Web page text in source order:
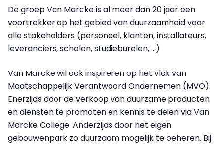
De groep Van Marcke is al meer dan 20 jaar een
voortrekker op het gebied van duurzaamheid voor
alle stakeholders (personeel, klanten, installateurs,
leveranciers, scholen, studieburelen, …)
Van Marcke wil ook inspireren op het vlak van
Maatschappelijk Verantwoord Ondernemen (MVO).
Enerzijds door de verkoop van duurzame producten
en diensten te promoten en kennis te delen via Van
Marcke College. Anderzijds door het eigen
gebouwenpark zo duurzaam mogelijk te beheren. Bij